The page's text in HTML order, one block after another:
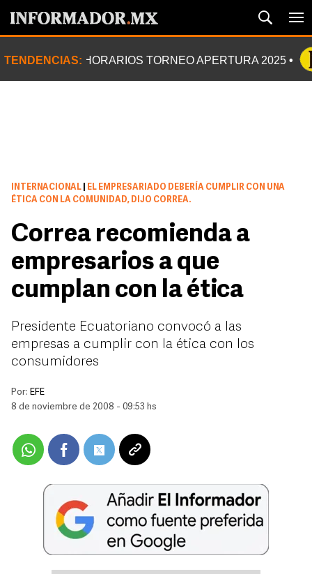
TENDENCIAS: HORARIOS TORNEO APERTURA 2025
INTERNACIONAL
EL EMPRESARIADO DEBERÍA CUMPLIR CON UNA
ÉTICA CON LA COMUNIDAD, DIJO CORREA.
Correa recomienda a
empresarios a que
cumplan con la ética
Presidente Ecuatoriano convocó a las
empresas a cumplir con la ética con los
consumidores
Por: EFE
8 de noviembre de 2008 - 09:53 hs